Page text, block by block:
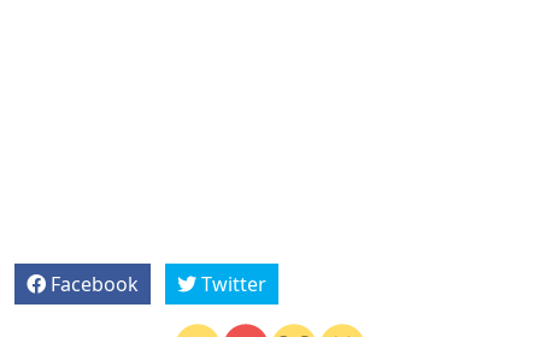
Facebook Twitter